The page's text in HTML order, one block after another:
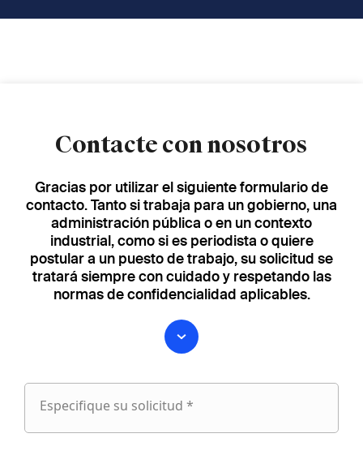
Contacte con nosotros
Gracias por utilizar el siguiente formulario de
contacto. Tanto si trabaja para un gobierno, una
administración pública o en un contexto
industrial, como si es periodista o quiere
postular a un puesto de trabajo, su solicitud se
tratará siempre con cuidado y respetando las
normas de confidencialidad aplicables.
Especifique su solicitud *
Especifique